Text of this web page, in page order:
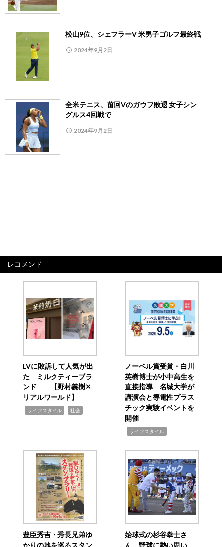
松山9位、シェフラーV 米男子ゴルフ最終戦
2024年9月2日
全米テニス、前回Vのガウフ敗退 女子シン
グルス4回戦で
2024年9月2日
レコメンド
LVに敗訴して人気が出
た ミルクティーブラ
ンド 【野村義樹✕
リアルワールド】
ライフスタイル 社会
ノーベル賞受賞・白川
英樹博士が小中高生を
直接指導 名城大学が
講演会と導電性プラス
チック実験イベントを
開催
ライフスタイル
豊臣秀吉・秀長兄弟ゆ
かりの地を巡るスタン
始球式の杉谷拳士さ
ん、野球に熱い思い